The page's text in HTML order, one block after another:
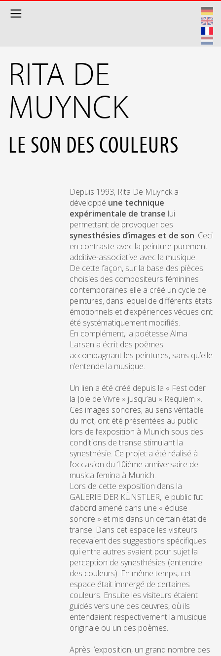
RITA DE
MUYNCK
LE SON DES COULEURS
Depuis 1993, Rita De Muynck a
développé une technique
expérimentale de transe lui
permettant de provoquer des
synesthésies d’images et de son. Ceci
en contraste avec la peinture purement
additive-associative avec la musique.
De cette façon, sur la base des pièces
choisies des compositeurs féminines
contemporaines elle a créé un cycle de
peintures, dans lequel de différents états
émotionnels et d’expériences vécues ont
été systématiquement modifiés.
En complément, la poétesse Alma
Larsen a écrit des poèmes
accompagnant les peintures, sans qu’elle
n’entende la musique.
Un lien a été créé depuis la « Fest oder
la Joie de Vivre » jusqu’au « Requiem ».
Ces images sonores, au sens véritable
du mot, ont été présentées au public
lors de l’exposition à Munich sous des
conditions de transe stimulant la
synesthésie. Ce projet a été réalisé à
l’occasion du 10ième anniversaire de
musica femina à Munich.
Lors de cette exposition dans la
GALERIE DER KÜNSTLER, le public fut
d’abord amené dans une « écluse
sonore » et mis dans un certain état de
transe. Dans cet espace les visiteurs
recevaient des suggestions spécifiques
qui entre autres avaient pour sujet la
perception de synesthésies (entendre
des couleurs). En même temps, cet
espace était immergé de certaines
couleurs. Ensuite les visiteurs étaient
guidés vers une des œuvres, où ils
entendaient respectivement la musique
originale ou un des poèmes.
Après l’exposition, un grand nombre des